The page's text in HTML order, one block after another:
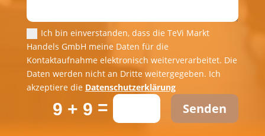
Ich bin einverstanden, dass die TeVi Markt
Handels GmbH meine Daten für die
Kontaktaufnahme elektronisch weiterverarbeitet. Die
Daten werden nicht an Dritte weitergegeben. Ich
akzeptiere die Datenschutzerklärung
9 + 9 = Senden